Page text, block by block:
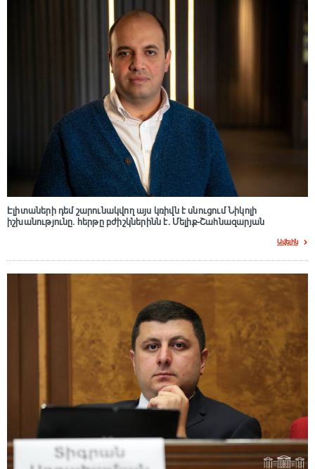
Էլիտաների դեմ շարունակվող այս կռիվն է սնուցում Նիկոլի
իշխանությունը. հերթը բժիշկներինն է. Մելիք-Շահնազարյան
Ավելին